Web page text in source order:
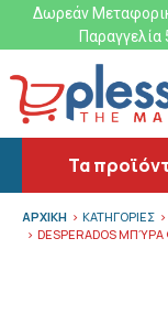
Δωρεάν
Τα
ΑΡΧΙΚΗ ΚΑΤΗΓΟΡΙΕΣ
DESPERADOS ΜΠΎΡΑ